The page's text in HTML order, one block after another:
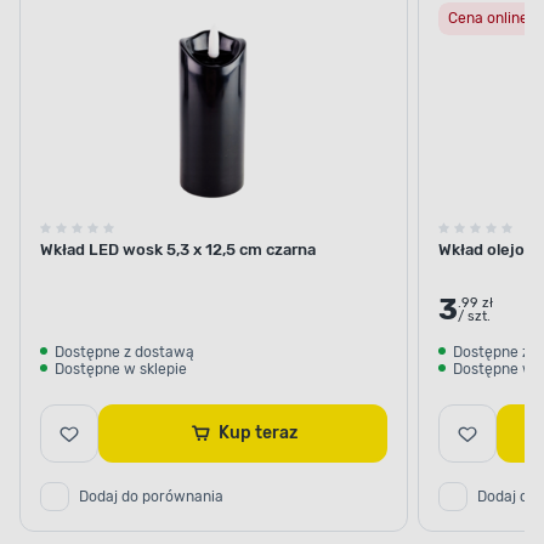
Wkład LED wosk 5,3 x 12,5 cm czarna
Dostępne z dostawą
Dostępne w sklepie
Kup teraz
Dodaj do porównania
Cena online
Wkład
3.99 zł
/ szt.
Dostępne z
Dostępne w
Dodaj do